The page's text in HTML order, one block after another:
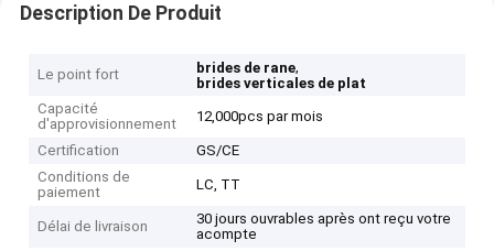
Description De Produit
Le point fort brides de rane,
brides verticales de plat
Capacité
d'approvisionnement
12,000pcs par mois
Certification
GS/CE
Conditions de
paiement
LC, TT
Délai de livraison
30 jours ouvrables après ont reçu votre
acompte